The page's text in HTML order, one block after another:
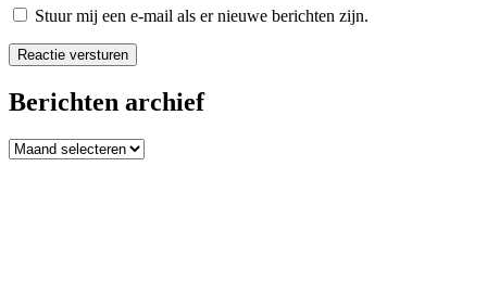
Stuur mij een e-mail als er nieuwe berichten zijn.
Berichten archief
Berichten